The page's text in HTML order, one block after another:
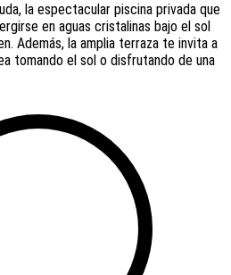
la espectacular piscina privada que
en aguas cristalinas bajo el sol
Además, la amplia terraza te invita a
tomando el sol o disfrutando de una